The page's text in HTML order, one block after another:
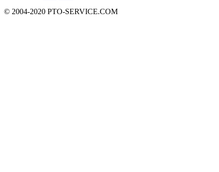
© 2004-2020 PTO-SERVICE.COM